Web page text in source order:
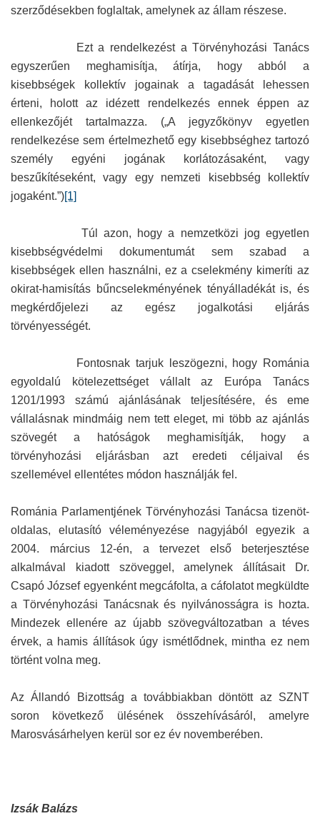
szerződésekben foglaltak, amelynek az állam részese.
Ezt a rendelkezést a Törvényhozási Tanács
egyszerűen meghamisítja, átírja, hogy abból a
kisebbségek kollektív jogainak a tagadását lehessen
érteni, holott az idézett rendelkezés ennek éppen az
ellenkezőjét tartalmazza. („A jegyzőkönyv egyetlen
rendelkezése sem értelmezhető egy kisebbséghez tartozó
személy egyéni jogának korlátozásaként, vagy
beszűkítéseként, vagy egy nemzeti kisebbség kollektív
jogaként.”)[1]
Túl azon, hogy a nemzetközi jog egyetlen
kisebbségvédelmi dokumentumát sem szabad a
kisebbségek ellen használni, ez a cselekmény kimeríti az
okirat-hamisítás bűncselekményének tényálladékát is, és
megkérdőjelezi az egész jogalkotási eljárás
törvényességét.
Fontosnak tarjuk leszögezni, hogy Románia
egyoldalú kötelezettséget vállalt az Európa Tanács
1201/1993 számú ajánlásának teljesítésére, és eme
vállalásnak mindmáig nem tett eleget, mi több az ajánlás
szövegét a hatóságok meghamisítják, hogy a
törvényhozási eljárásban azt eredeti céljaival és
szellemével ellentétes módon használják fel.
Románia Parlamentjének Törvényhozási Tanácsa tizenöt-
oldalas, elutasító véleményezése nagyjából egyezik a
2004. március 12-én, a tervezet első beterjesztése
alkalmával kiadott szöveggel, amelynek állításait Dr.
Csapó József egyenként megcáfolta, a cáfolatot megküldte
a Törvényhozási Tanácsnak és nyilvánosságra is hozta.
Mindezek ellenére az újabb szövegváltozatban a téves
érvek, a hamis állítások úgy ismétlődnek, mintha ez nem
történt volna meg.
Az Állandó Bizottság a továbbiakban döntött az SZNT
soron következő ülésének összehívásáról, amelyre
Marosvásárhelyen kerül sor ez év novemberében.
Izsák Balázs